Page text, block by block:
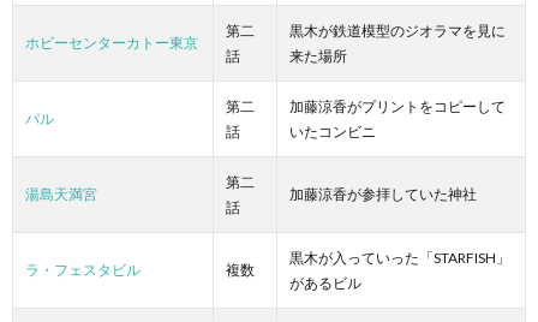
ホビーセンターカトー東京
第二
話
黒木が鉄道模型のジオラマを見に
来た場所
パル
第二
話
加藤涼香がプリントをコピーして
いたコンビニ
湯島天満宮
第二
話
加藤涼香が参拝していた神社
ラ・フェスタビル 複数
黒木が入っていった「STARFISH」
があるビル